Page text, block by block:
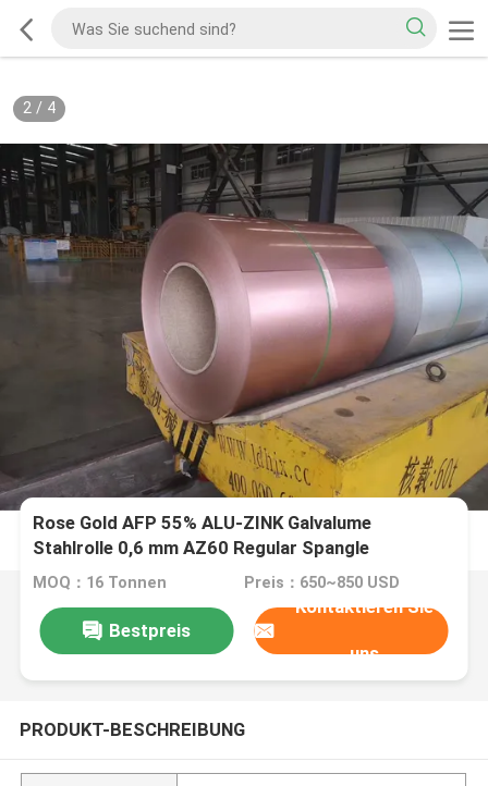
2/ 4
Rose Gold AFP 55% ALU-ZINK Galvalume
Stahlrolle 0,6 mm AZ60 Regular Spangle
MOQ：16 Tonnen Preis：650~850 USD
Bestpreis
Kontaktieren Sie
uns
PRODUKT-BESCHREIBUNG